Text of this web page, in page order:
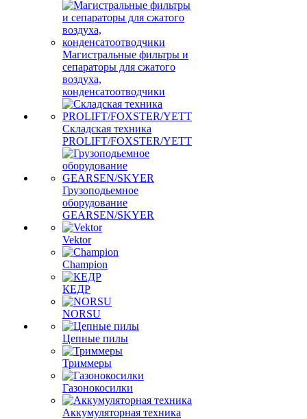
Магистральные фильтры и
сепараторы для сжатого
воздуха,
конденсатоотводчики
Складская техника
PROLIFT/FOXSTER/YETT
Грузоподьемное
оборудование
GEARSEN/SKYER
Vektor
Champion
КЕДР
NORSU
Цепные пилы
Триммеры
Газонокосилки
Аккумуляторная техника